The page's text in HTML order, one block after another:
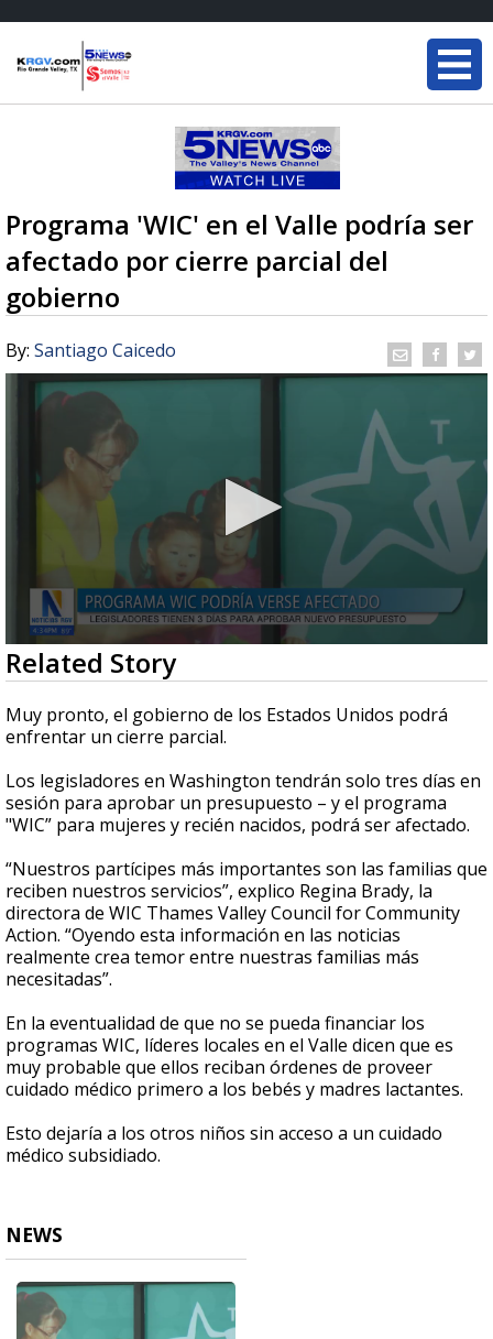
Programa 'WIC' en el Valle podría ser
afectado por cierre parcial del
gobierno
By: Santiago Caicedo
0
seconds
of
51
seconds
Related Story
Muy pronto, el gobierno de los Estados Unidos podrá
enfrentar un cierre parcial.
Los legisladores en Washington tendrán solo tres días en
sesión para aprobar un presupuesto – y el programa
"WIC” para mujeres y recién nacidos, podrá ser afectado.
“Nuestros partícipes más importantes son las familias que
reciben nuestros servicios”, explico Regina Brady, la
directora de WIC Thames Valley Council for Community
Action. “Oyendo esta información en las noticias
realmente crea temor entre nuestras familias más
necesitadas”.
En la eventualidad de que no se pueda financiar los
programas WIC, líderes locales en el Valle dicen que es
muy probable que ellos reciban órdenes de proveer
cuidado médico primero a los bebés y madres lactantes.
Esto dejaría a los otros niños sin acceso a un cuidado
médico subsidiado.
NEWS